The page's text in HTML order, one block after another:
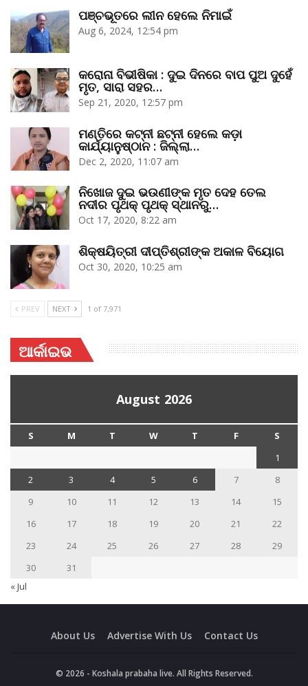
ପଞ୍ଚଭୂତରେ ଲୀନ ହେଲେ ନିମାଇଁ
Aug 6, 2024, 12:54 pm
କରୋନା ବିଭୀଷିକା : ଦୁଇ ଦିନରେ ବାପ ପୁଅ ଦୁହେଁ
ମୃତ, ସାରା ସହର…
Sep 21, 2020, 12:57 pm
ମଣ୍ତିରେ କଟ୍‌ନୀ ଛଟ୍‌ନୀ ହେଲେ କଡ଼ା
କାର୍ଯ୍ୟାନୁଷ୍ଠାନ : ଜିଲ୍ଲା…
Dec 2, 2020, 11:07 am
ନିଖୋଜ ଦୁଇ ଭଉଣୀଙ୍କ ମୃତ ଦେହ ତେଲ
ନଦୀର ପୃଥକ୍‌ ପୃଥକ୍‌ ସ୍ଥାନରୁ…
Oct 17, 2020, 8:22 am
ଶିକ୍ଷୟିତ୍ରୀ ଦୀପ୍ତିଶ୍ରୀଙ୍କ ଅକାଳ ବିୟୋଗ
Oct 30, 2020, 10:25 am
PREV NEXT 1 of 7,971
ଆର୍କାଇଭ
August 2026
S M T W T F
S
1
2
3 4 5 6 7
8
9
10 11 12 13 14
15
16
17 18 19 20 21
22
23
24 25 26 27 28
29
30
31
« Jul
About Us Advertise With Us Contact Us
© 2026 - Koshala prabaha live. All Rights Reserved.